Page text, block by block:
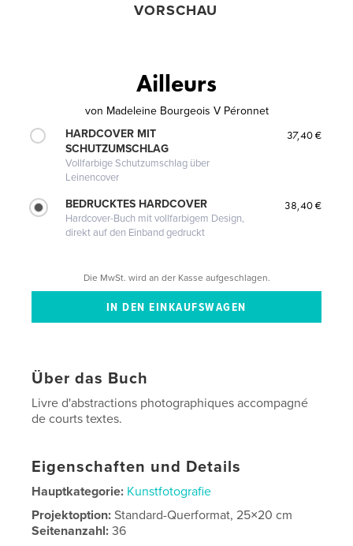
VORSCHAU
Ailleurs
von Madeleine Bourgeois V Péronnet
HARDCOVER MIT
SCHUTZUMSCHLAG
Vollfarbige Schutzumschlag über
Leinencover
37,40 €
BEDRUCKTES HARDCOVER
Hardcover-Buch mit vollfarbigem Design,
direkt auf den Einband gedruckt
38,40 €
Die MwSt. wird an der Kasse aufgeschlagen.
Über das Buch
Livre d'abstractions photographiques accompagné
de courts textes.
Eigenschaften und Details
Hauptkategorie: Kunstfotografie
Projektoption:Standard-Querformat, 25×20 cm
Seitenanzahl:36